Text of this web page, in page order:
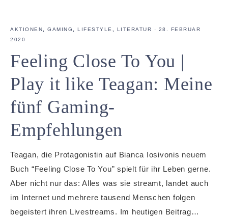
AKTIONEN, GAMING, LIFESTYLE, LITERATUR · 28. FEBRUAR
2020
Feeling Close To You |
Play it like Teagan: Meine
fünf Gaming-
Empfehlungen
Teagan, die Protagonistin auf Bianca Iosivonis neuem
Buch “Feeling Close To You” spielt für ihr Leben gerne.
Aber nicht nur das: Alles was sie streamt, landet auch
im Internet und mehrere tausend Menschen folgen
begeistert ihren Livestreams. Im heutigen Beitrag…